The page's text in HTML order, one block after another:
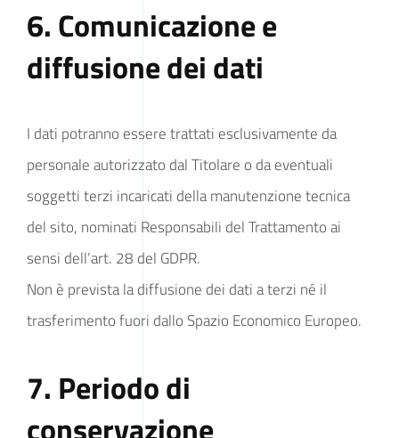
6. Comunicazione e
diffusione dei dati
I dati potranno essere trattati esclusivamente da
personale autorizzato dal Titolare o da eventuali
soggetti terzi incaricati della manutenzione tecnica
del sito, nominati Responsabili del Trattamento ai
sensi dell’art. 28 del GDPR.
Non è prevista la diffusione dei dati a terzi né il
trasferimento fuori dallo Spazio Economico Europeo.
7. Periodo di